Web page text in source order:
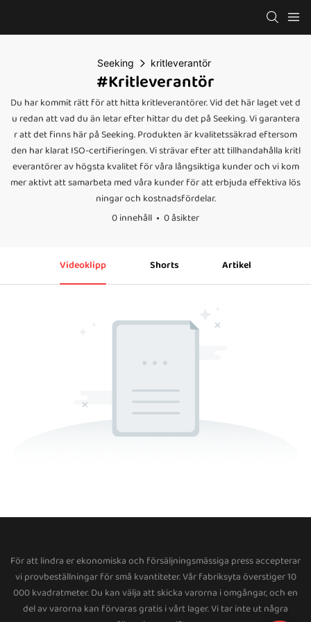
Seeking kritleverantör
#kritleverantör
Du har kommit rätt för att hitta kritleverantörer. Vid det här laget vet d
u redan att vad du än letar efter hittar du det på Seeking. Vi garantera
r att det finns här på Seeking. Produkten är kvalitetssäkrad eftersom
den har klarat ISO-certifieringen. Vi strävar efter att tillhandahålla kritl
everantörer av högsta kvalitet för våra långsiktiga kunder och vi kom
mer aktivt att samarbeta med våra kunder för att erbjuda effektiva lös
ningar och kostnadsfördelar.
0 innehåll
0 åsikter
Videoklipp Shorts Artikel
För att lindra er ekonomiska och försäljningsmässiga press accepterar
vi provbeställningar för små kvantiteter. Vår fabriksyta överstiger 10
000 kvadratmeter. Du kan välja att skicka varorna i omgångar, och en
del av varorna kan förvaras gratis i vårt lager. Vi tar inte ut några